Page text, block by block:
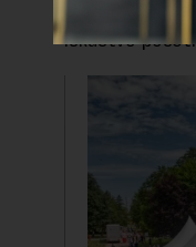
u Srbiji,
iskustvo